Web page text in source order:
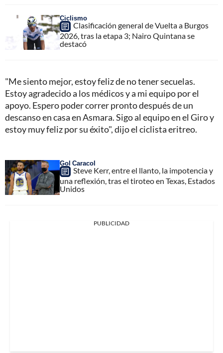
Ciclismo
Clasificación general de Vuelta a Burgos
2026, tras la etapa 3; Nairo Quintana se
destacó
"Me siento mejor, estoy feliz de no tener secuelas.
Estoy agradecido a los médicos y a mi equipo por el
apoyo. Espero poder correr pronto después de un
descanso en casa en Asmara. Sigo al equipo en el Giro y
estoy muy feliz por su éxito", dijo el ciclista eritreo.
Gol Caracol
Steve Kerr, entre el llanto, la impotencia y
una reflexión, tras el tiroteo en Texas, Estados
Unidos
PUBLICIDAD